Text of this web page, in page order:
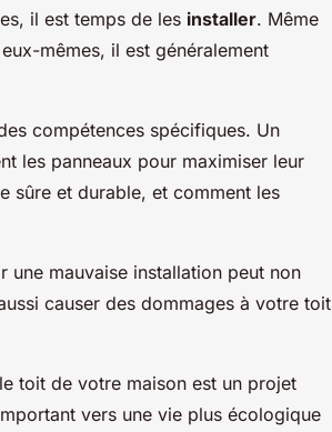
il est temps de les installer. Même
mêmes, il est généralement
compétences spécifiques. Un
les panneaux pour maximiser leur
sûre et durable, et comment les
une mauvaise installation peut non
causer des dommages à votre toit
toit de votre maison est un projet
vers une vie plus écologique